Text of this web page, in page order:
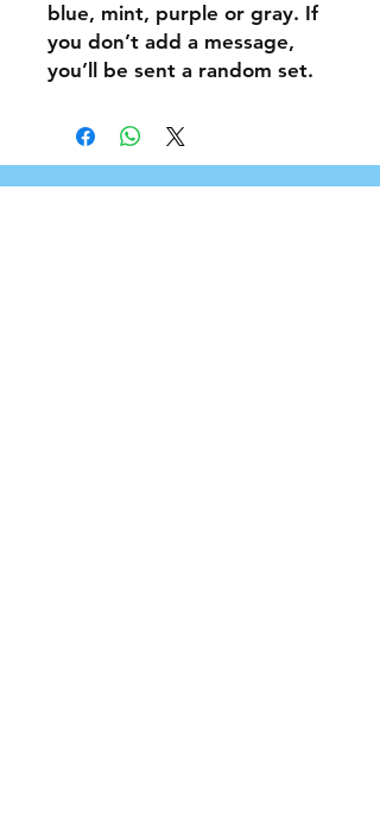
blue, mint, purple or gray. If
you don’t add a message,
you’ll be sent a random set.